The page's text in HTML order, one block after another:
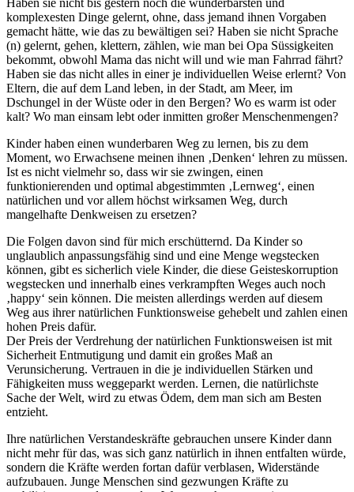
komplexesten Dinge gelernt, ohne, dass jemand ihnen Vorgaben
gemacht hätte, wie das zu bewältigen sei? Haben sie nicht Sprache
(n) gelernt, gehen, klettern, zählen, wie man bei Opa Süssigkeiten
bekommt, obwohl Mama das nicht will und wie man Fahrrad fährt?
Haben sie das nicht alles in einer je individuellen Weise erlernt? Von
Eltern, die auf dem Land leben, in der Stadt, am Meer, im
Dschungel in der Wüste oder in den Bergen? Wo es warm ist oder
kalt? Wo man einsam lebt oder inmitten großer Menschenmengen?
Kinder haben einen wunderbaren Weg zu lernen, bis zu dem
Moment, wo Erwachsene meinen ihnen ‚Denken‘ lehren zu müssen.
Ist es nicht vielmehr so, dass wir sie zwingen, einen
funktionierenden und optimal abgestimmten ‚Lernweg‘, einen
natürlichen und vor allem höchst wirksamen Weg, durch
mangelhafte Denkweisen zu ersetzen?
Die Folgen davon sind für mich erschütternd. Da Kinder so
unglaublich anpassungsfähig sind und eine Menge wegstecken
können, gibt es sicherlich viele Kinder, die diese Geisteskorruption
wegstecken und innerhalb eines verkrampften Weges auch noch
‚happy‘ sein können. Die meisten allerdings werden auf diesem
Weg aus ihrer natürlichen Funktionsweise gehebelt und zahlen einen
hohen Preis dafür.
Der Preis der Verdrehung der natürlichen Funktionsweisen ist mit
Sicherheit Entmutigung und damit ein großes Maß an
Verunsicherung. Vertrauen in die je individuellen Stärken und
Fähigkeiten muss weggeparkt werden. Lernen, die natürlichste
Sache der Welt, wird zu etwas Ödem, dem man sich am Besten
entzieht.
Ihre natürlichen Verstandeskräfte gebrauchen unsere Kinder dann
nicht mehr für das, was sich ganz natürlich in ihnen entfalten würde,
sondern die Kräfte werden fortan dafür verblasen, Widerstände
aufzubauen. Junge Menschen sind gezwungen Kräfte zu